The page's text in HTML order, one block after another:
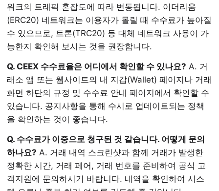
워크의 트래픽 혼잡도에 따라 변동됩니다. 이더리움
(ERC20) 네트워크는 이용자가 몰릴 때 수수료가 높아질
수 있으므로, 트론(TRC20) 등 대체 네트워크 사용이 가
능한지 확인해 보시는 것을 권장합니다.
Q. CEEX 수수료율은 어디에서 확인할 수 있나요? A. 거
래소 앱 또는 웹사이트의 내 지갑(Wallet) 페이지나 거래
화면 하단의 규정 및 수수료 안내 페이지에서 확인할 수
있습니다. 공지사항을 통해 수시로 업데이트되는 정책
을 확인하는 것이 좋습니다.
Q. 수수료가 이중으로 청구된 것 같습니다. 어떻게 문의
하나요? A. 거래 내역 스크린샷과 함께 거래가 발생한
정확한 시간, 거래 페어, 거래 번호를 준비하여 공식 고
객지원에 문의하시기 바랍니다. 내역을 확인하여 시스